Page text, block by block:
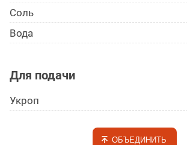
Соль
Вода
Для подачи
Укроп
ОБЪЕДИНИТЬ